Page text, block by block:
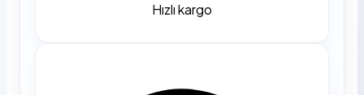
Hızlı kargo